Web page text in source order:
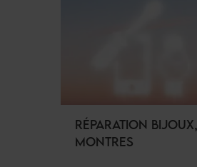
RÉPARATION BIJOUX,
MONTRES